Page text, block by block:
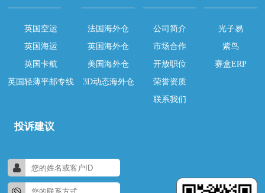
英国空运
英国海运
英国卡航
英国轻薄平邮专线
法国海外仓
英国海外仓
美国海外仓
3D动态海外仓
公司简介
市场合作
开放职位
荣誉资质
联系我们
光子易
紫鸟
赛盒ERP
投诉建议